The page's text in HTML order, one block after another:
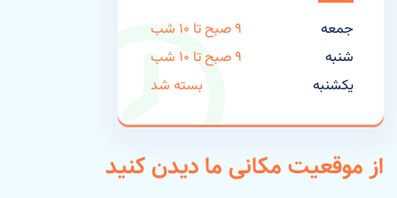
جمعه
9 صبح تا 10 شب
شنبه
9 صبح تا 10 شب
یکشنبه
بسته شد
از موقعیت مکانی ما دیدن کنید